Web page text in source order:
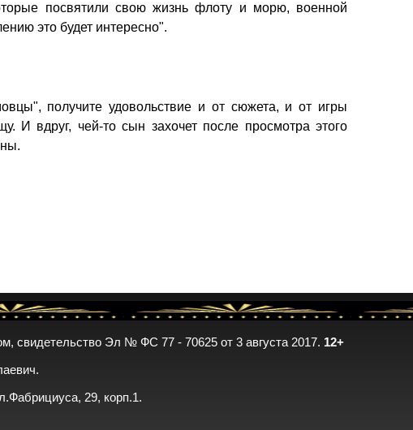
посвятили свою жизнь флоту и морю, военной
это будет интересно".
получите удовольствие и от сюжета, и от игры
И вдруг, чей-то сын захочет после просмотра этого
свидетельство Эл № ФС 77 - 70625 от 3 августа 2017. 12+
29, корп.1.